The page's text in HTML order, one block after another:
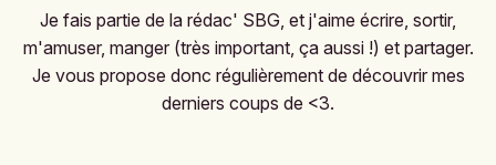
Je fais partie de la rédac' SBG, et j'aime écrire, sortir,
m'amuser, manger (très important, ça aussi !) et partager.
Je vous propose donc régulièrement de découvrir mes
derniers coups de <3.